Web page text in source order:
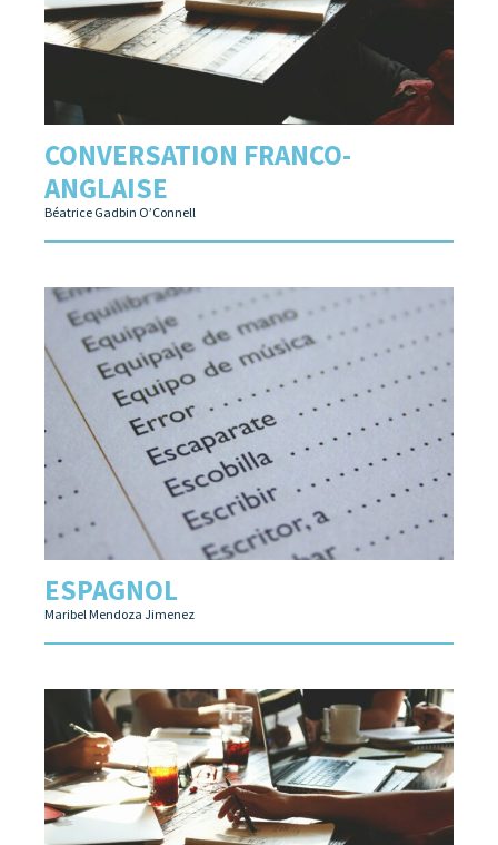
CONVERSATION FRANCO-
ANGLAISE
Béatrice Gadbin O’Connell
ESPAGNOL
Maribel Mendoza Jimenez